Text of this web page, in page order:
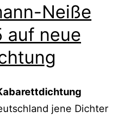
Neiße
auf neue
jene Dichter